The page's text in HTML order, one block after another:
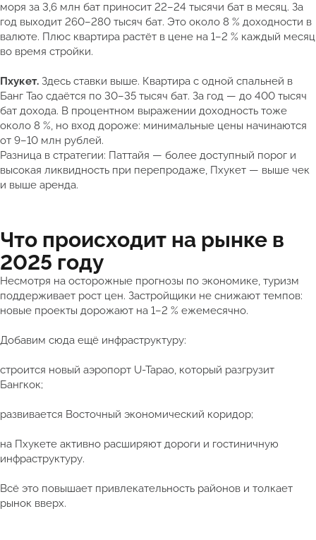
моря за 3,6 млн бат приносит 22–24 тысячи бат в месяц. За
год выходит 260–280 тысяч бат. Это около 8 % доходности в
валюте. Плюс квартира растёт в цене на 1–2 % каждый месяц
во время стройки.
Пхукет. Здесь ставки выше. Квартира с одной спальней в
Банг Тао сдаётся по 30–35 тысяч бат. За год — до 400 тысяч
бат дохода. В процентном выражении доходность тоже
около 8 %, но вход дороже: минимальные цены начинаются
от 9–10 млн рублей.
Разница в стратегии: Паттайя — более доступный порог и
высокая ликвидность при перепродаже, Пхукет — выше чек
и выше аренда.
Что происходит на рынке в
2025 году
Несмотря на осторожные прогнозы по экономике, туризм
поддерживает рост цен. Застройщики не снижают темпов:
новые проекты дорожают на 1–2 % ежемесячно.
Добавим сюда ещё инфраструктуру:
строится новый аэропорт U-Tapao, который разгрузит
Бангкок;
развивается Восточный экономический коридор;
на Пхукете активно расширяют дороги и гостиничную
инфраструктуру.
Всё это повышает привлекательность районов и толкает
рынок вверх.